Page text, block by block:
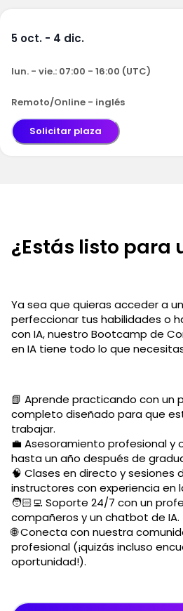
5 oct. - 4 dic.
lun. - vie.: 07:00 - 16:00 (UTC)
Remoto/Online - inglés
Solicitar plaza
¿Estás listo para
Ya sea que quieras acceder a
perfeccionar tus habilidades o
con IA, nuestro Bootcamp de
en IA tiene todo lo que
📗 Aprende practicando con un
completo diseñado para que
trabajar.
💼 Asesoramiento profesional y
hasta un año después de
🧠 Clases en directo y sesiones
instructores con experiencia en
🧑🏻‍💻 Soporte 24/7 con un
compañeros y un chatbot de IA.
🌐 Conecta con nuestra
profesional (¡quizás incluso
oportunidad!).